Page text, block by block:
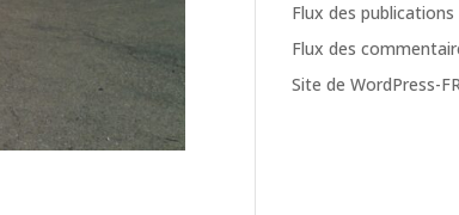
Flux des publications
Flux des
Site de WordPress-